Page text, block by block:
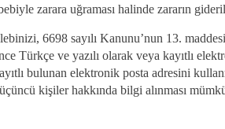
zarara uğraması halinde zararın
6698 sayılı Kanunu’nun 13.
Türkçe ve yazılı olarak veya kayıtlı
bulunan elektronik posta adresini
kişiler hakkında bilgi alınması